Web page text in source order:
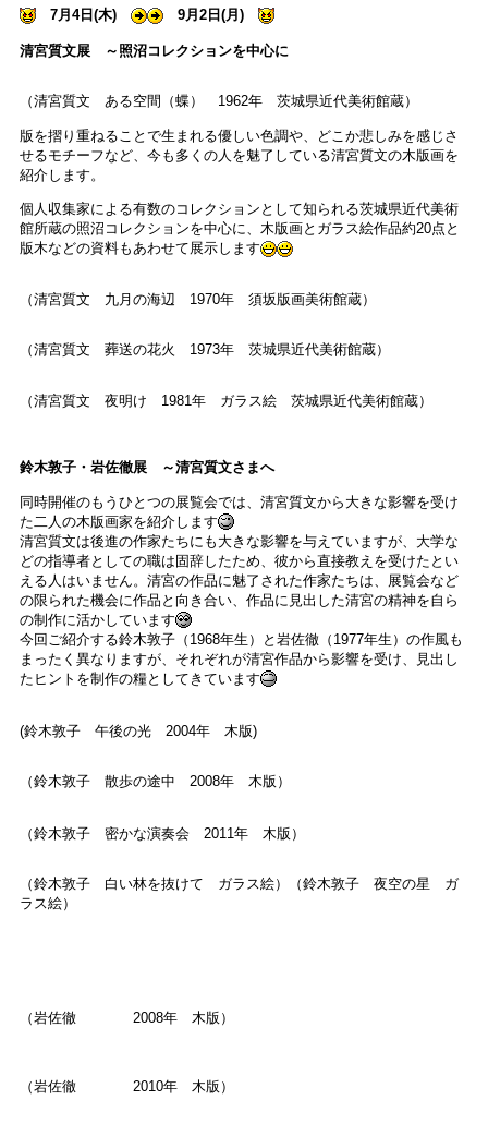
7月4日(木) 9月2日(月)
清宮質文展 ～照沼コレクションを中心に
（清宮質文 ある空間（蝶） 1962年 茨城県近代美術館蔵）
版を摺り重ねることで生まれる優しい色調や、どこか悲しみを感じさ
せるモチーフなど、今も多くの人を魅了している清宮質文の木版画を
紹介します。
個人収集家による有数のコレクションとして知られる茨城県近代美術
館所蔵の照沼コレクションを中心に、木版画とガラス絵作品約20点と
版木などの資料もあわせて展示します
（清宮質文 九月の海辺 1970年 須坂版画美術館蔵）
（清宮質文 葬送の花火 1973年 茨城県近代美術館蔵）
（清宮質文 夜明け 1981年 ガラス絵 茨城県近代美術館蔵）
鈴木敦子・岩佐徹展 ～清宮質文さまへ
同時開催のもうひとつの展覧会では、清宮質文から大きな影響を受け
た二人の木版画家を紹介します
清宮質文は後進の作家たちにも大きな影響を与えていますが、大学な
どの指導者としての職は固辞したため、彼から直接教えを受けたとい
える人はいません。清宮の作品に魅了された作家たちは、展覧会など
の限られた機会に作品と向き合い、作品に見出した清宮の精神を自ら
の制作に活かしています
今回ご紹介する鈴木敦子（1968年生）と岩佐徹（1977年生）の作風も
まったく異なりますが、それぞれが清宮作品から影響を受け、見出し
たヒントを制作の糧としてきています
(鈴木敦子 午後の光 2004年 木版)
（鈴木敦子 散歩の途中 2008年 木版）
（鈴木敦子 密かな演奏会 2011年 木版）
（鈴木敦子 白い林を抜けて ガラス絵）（鈴木敦子 夜空の星 ガ
ラス絵）
（岩佐徹 2008年 木版）
（岩佐徹 2010年 木版）